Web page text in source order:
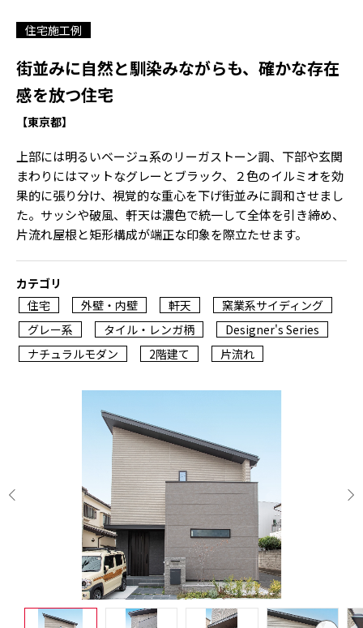
住宅施工例
街並みに自然と馴染みながらも、確かな存在
感を放つ住宅
【東京都】
上部には明るいベージュ系のリーガストーン調、下部や玄関
まわりにはマットなグレーとブラック、２色のイルミオを効
果的に張り分け、視覚的な重心を下げ街並みに調和させまし
た。サッシや破風、軒天は濃色で統一して全体を引き締め、
片流れ屋根と矩形構成が端正な印象を際立たせます。
カテゴリ
住宅
外壁・内壁 軒天
窯業系サイディング
グレー系
タイル・レンガ柄
Designer's Series
ナチュラルモダン
2階建て 片流れ